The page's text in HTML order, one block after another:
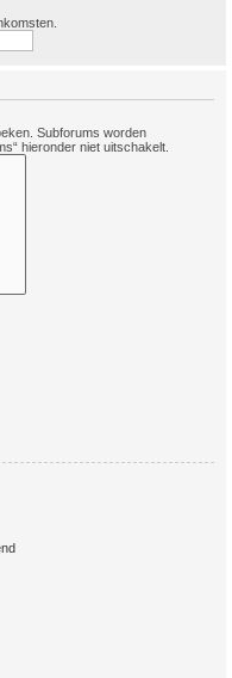
Subforums worden
hieronder niet uitschakelt.